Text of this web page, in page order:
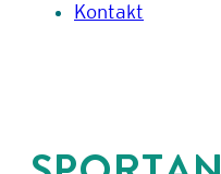
Kontakt